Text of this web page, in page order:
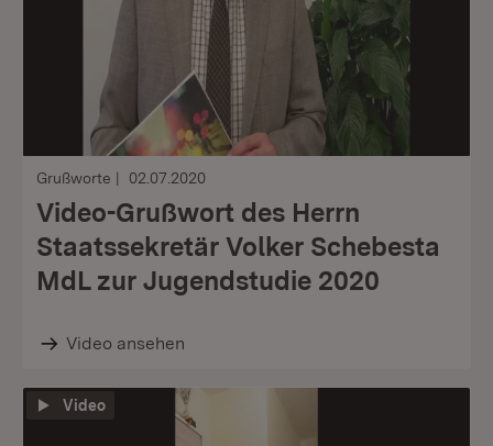
Grußworte 02.07.2020
Video-Grußwort des Herrn
Staatssekretär Volker Schebesta
MdL zur Jugendstudie 2020
Video ansehen
Video